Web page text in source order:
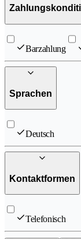
Barzahlung
Sprachen
Deutsch
Kontaktformen
Telefonisch